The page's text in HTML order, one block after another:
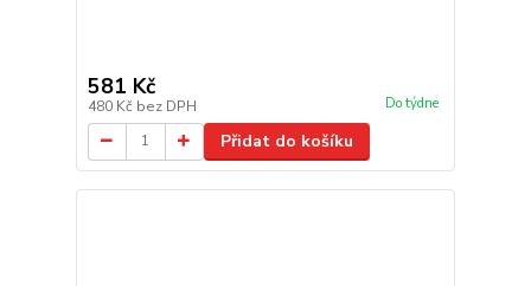
581 Kč
480 Kč bez DPH Do týdne
Přidat do košíku